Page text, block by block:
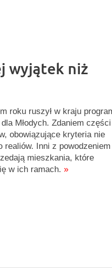
wyjątek niż
roku ruszył w kraju
Młodych. Zdaniem części
obowiązujące kryteria nie
realiów. Inni z powodzeniem
mieszkania, które
w ich ramach. »